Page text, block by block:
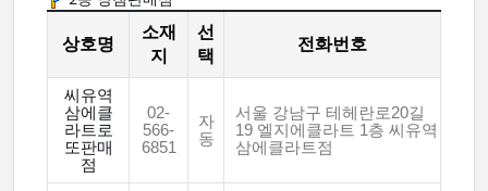
상호명
소재
지
선
택
전화번호
씨유역
삼에클
라트로
또판매
점
02-
566-
6851
자
동
서울 강남구 테헤란로20길
19 엘지에클라트 1층 씨유역
삼에클라트점